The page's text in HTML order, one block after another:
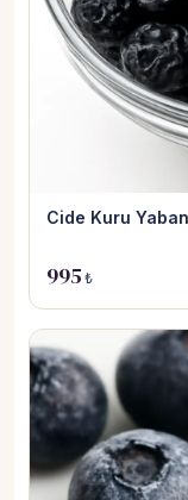
Cide Kuru
995 ₺